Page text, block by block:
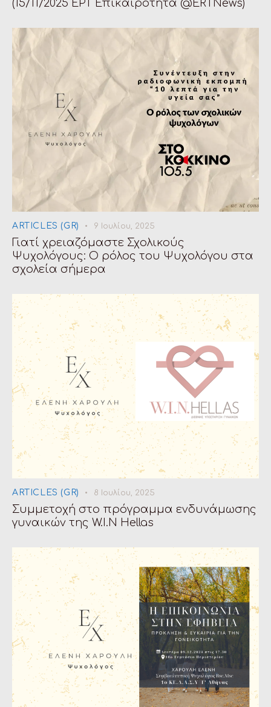
(15/11/2025 ΕΡΤ Επικαιρότητα @ERTNews)
ARTICLES (GR) 9 Ιουλίου, 2025
Γιατί χρειαζόμαστε Σχολικούς
Ψυχολόγους: Ο ρόλος του Ψυχολόγου στα
σχολεία σήμερα
ARTICLES (GR) 8 Ιουλίου, 2025
Συμμετοχή στο πρόγραμμα ενδυνάμωσης
γυναικών της W.I.N Hellas